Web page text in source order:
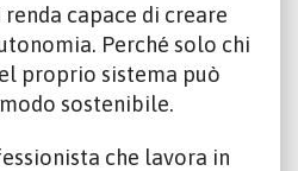
capace di creare
Perché solo chi
proprio sistema può
sostenibile.
che lavora in